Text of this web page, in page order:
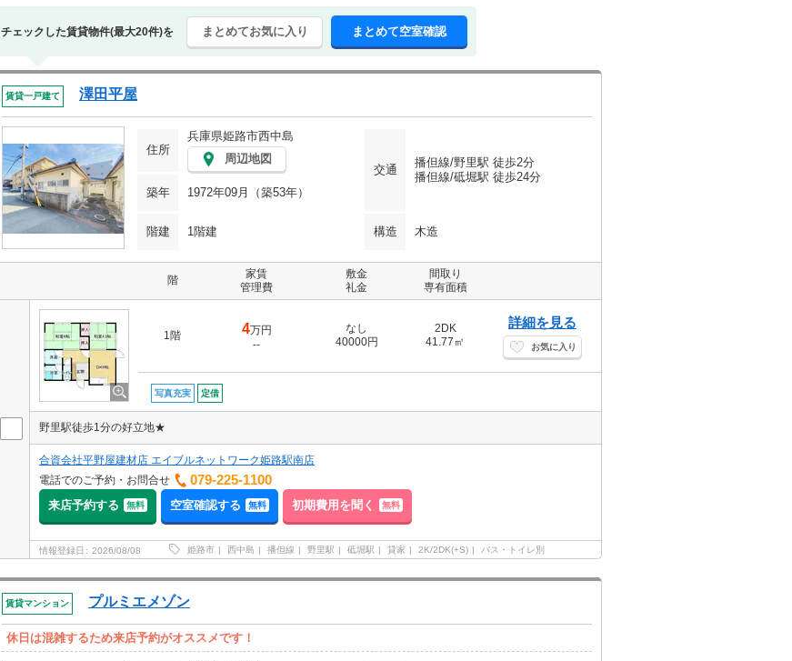
チェックした賃貸物件(最大20件)を まとめてお気に入り まとめて空室確認
賃貸一戸建て 澤田平屋
住所
兵庫県姫路市西中島
周辺地図
交通
播但線/野里駅 徒歩2分
播但線/砥堀駅 徒歩24分
築年
1972年09月（築53年）
階建 1階建 構造 木造
階
家賃
管理費
敷金
礼金
間取り
専有面積
1階 4万円
--
なし
40000円
2DK
41.77㎡
詳細を見る
お気に入り
写真充実 定借
野里駅徒歩1分の好立地★
合資会社平野屋建材店 エイブルネットワーク姫路駅南店
電話でのご予約・お問合せ
079-225-1100
来店予約する 無料 空室確認する 無料 初期費用を聞く 無料
情報登録日 2026/08/08 姫路市 西中島 播但線 野里駅 砥堀駅 貸家 2K/2DK(+S) バス・トイレ別
賃貸マンション プルミエメゾン
休日は混雑するため来店予約がオススメです！